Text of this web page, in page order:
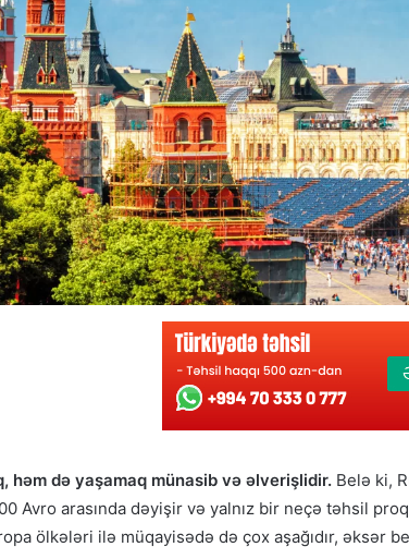
həm də yaşamaq münasib və əlverişlidir. Belə ki,
Avro arasında dəyişir və yalnız bir neçə təhsil
ölkələri ilə müqayisədə də çox aşağıdır, əksər